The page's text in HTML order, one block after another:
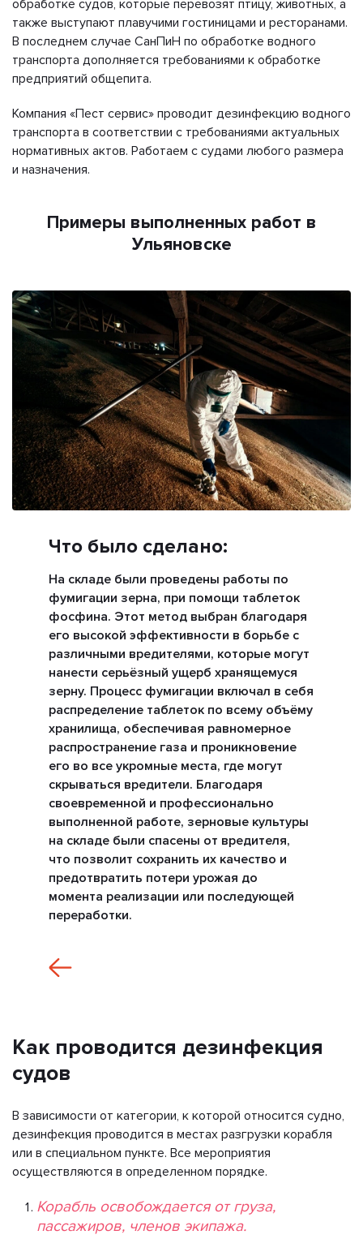
обработке судов, которые перевозят птицу, животных, а
также выступают плавучими гостиницами и ресторанами.
В последнем случае СанПиН по обработке водного
транспорта дополняется требованиями к обработке
предприятий общепита.
Компания «Пест сервис» проводит дезинфекцию водного
транспорта в соответствии с требованиями актуальных
нормативных актов. Работаем с судами любого размера
и назначения.
Примеры выполненных работ в
Ульяновске
Что было сделано:
На складе были проведены работы по
фумигации зерна, при помощи таблеток
фосфина. Этот метод выбран благодаря
его высокой эффективности в борьбе с
различными вредителями, которые могут
нанести серьёзный ущерб хранящемуся
зерну. Процесс фумигации включал в себя
распределение таблеток по всему объёму
хранилища, обеспечивая равномерное
распространение газа и проникновение
его во все укромные места, где могут
скрываться вредители. Благодаря
своевременной и профессионально
выполненной работе, зерновые культуры
на складе были спасены от вредителя,
что позволит сохранить их качество и
предотвратить потери урожая до
момента реализации или последующей
переработки.
Как проводится дезинфекция
судов
В зависимости от категории, к которой относится судно,
дезинфекция проводится в местах разгрузки корабля
или в специальном пункте. Все мероприятия
осуществляются в определенном порядке.
Корабль освобождается от груза,
пассажиров, членов экипажа.